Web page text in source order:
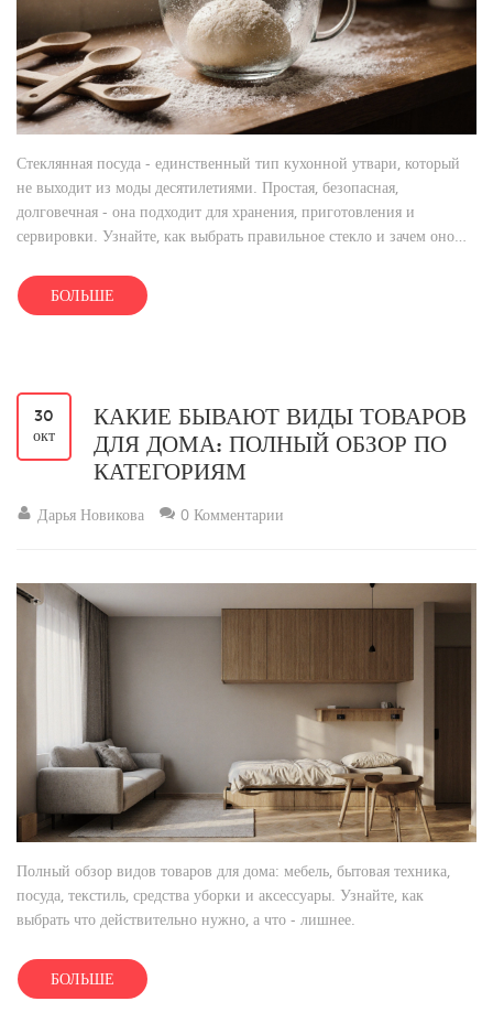
Стеклянная посуда - единственный тип кухонной утвари, который
не выходит из моды десятилетиями. Простая, безопасная,
долговечная - она подходит для хранения, приготовления и
сервировки. Узнайте, как выбрать правильное стекло и зачем оно
БОЛЬШЕ
30
окт
КАКИЕ БЫВАЮТ ВИДЫ ТОВАРОВ
ДЛЯ ДОМА: ПОЛНЫЙ ОБЗОР ПО
КАТЕГОРИЯМ
Дарья Новикова 0 Комментарии
Полный обзор видов товаров для дома: мебель, бытовая техника,
посуда, текстиль, средства уборки и аксессуары. Узнайте, как
выбрать что действительно нужно, а что - лишнее.
БОЛЬШЕ